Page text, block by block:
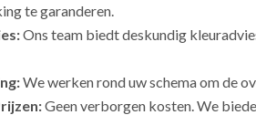
te garanderen.
Ons team biedt deskundig
We werken rond uw schema om de
Geen verborgen kosten. We